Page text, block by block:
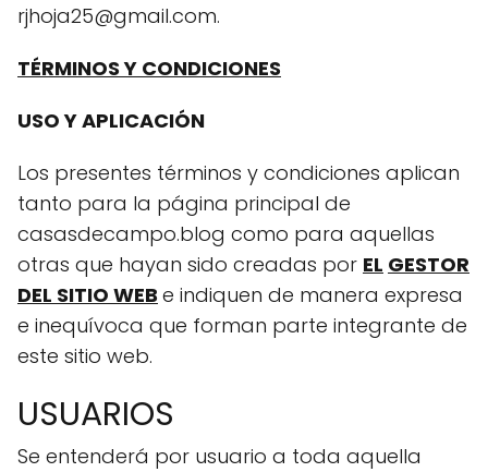
rjhoja25@gmail.com.
TÉRMINOS Y CONDICIONES
USO Y APLICACIÓN
Los presentes términos y condiciones aplican
tanto para la página principal de
casasdecampo.blog como para aquellas
otras que hayan sido creadas por EL GESTOR
DEL SITIO WEB e indiquen de manera expresa
e inequívoca que forman parte integrante de
este sitio web.
USUARIOS
Se entenderá por usuario a toda aquella